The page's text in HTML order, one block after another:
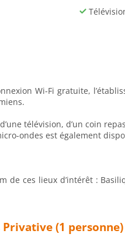
Wi-Fi gratuite,
télévision, d’un coin
ondes est également
de ces lieux d’intérêt :
Privative (1 personne)